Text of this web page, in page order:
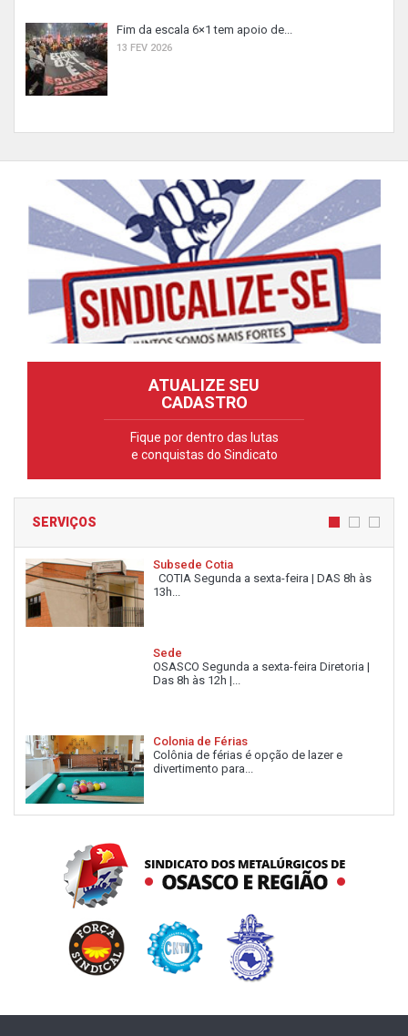
Fim da escala 6×1 tem apoio de...
13 FEV 2026
ATUALIZE SEU
CADASTRO
Fique por dentro das lutas
e conquistas do Sindicato
SERVIÇOS
Subsede Cotia
COTIA Segunda a sexta-feira | DAS 8h às
13h...
Sede
OSASCO Segunda a sexta-feira Diretoria |
Das 8h às 12h |...
Colonia de Férias
Colônia de férias é opção de lazer e
divertimento para...